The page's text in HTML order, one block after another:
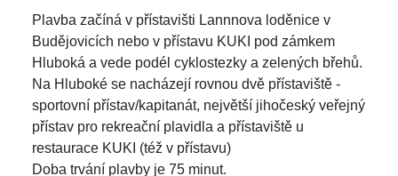
Plavba začíná v přístavišti Lannnova loděnice v
Budějovicích nebo v přístavu KUKI pod zámkem
Hluboká a vede podél cyklostezky a zelených břehů.
Na Hluboké se nacházejí rovnou dvě přístaviště -
sportovní přístav/kapitanát, největší jihočeský veřejný
přístav pro rekreační plavidla a přístaviště u
restaurace KUKI (též v přístavu)
Doba trvání plavby je 75 minut.